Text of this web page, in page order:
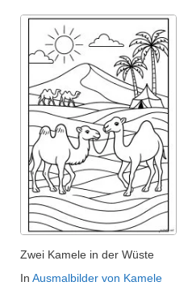
Zwei Kamele in der Wüste
In Ausmalbilder von Kamele